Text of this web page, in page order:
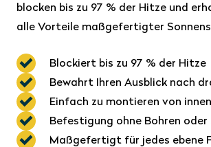
blocken bis zu 97 % der Hitze und
alle Vorteile maßgefertigter
Blockiert bis zu 97 % der Hitze
Bewahrt Ihren Ausblick nach
Einfach zu montieren von
Befestigung ohne Bohren oder
Maßgefertigt für jedes ebene